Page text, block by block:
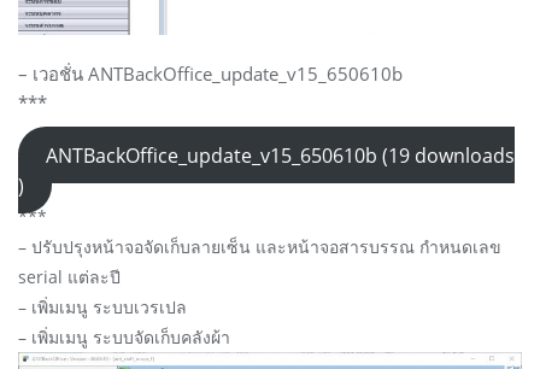
– เวอชั่น ANTBackOffice_update_v15_650610b
***
ANTBackOffice_update_v15_650610b (19 downloads
)
***
– ปรับปรุงหน้าจอจัดเก็บลายเซ็น และหน้าจอสารบรรณ กำหนดเลข
serial แต่ละปี
– เพิ่มเมนู ระบบเวรเปล
– เพิ่มเมนู ระบบจัดเก็บคลังผ้า